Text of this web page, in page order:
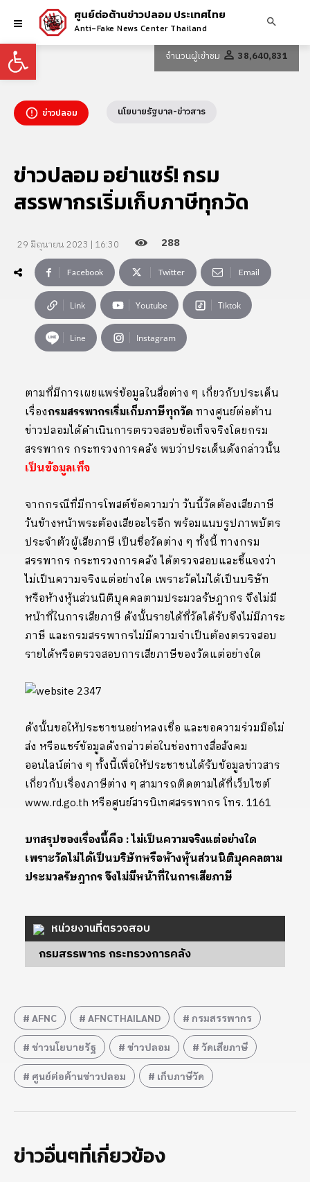
Open toolbar
ศูนย์ต่อต้านข่าวปลอม ประเทศไทย
Anti-Fake News Center Thailand
จำนวนผู้เข้าชม 38,640,831
ข่าวปลอม นโยบายรัฐบาล-ข่าวสาร
ข่าวปลอม อย่าแชร์! กรม
สรรพากรเริ่มเก็บภาษีทุกวัด
29 มิถุนายน 2023 | 16:30 288
Facebook Twitter Email
Link Youtube Tiktok
Line Instagram
ตามที่มีการเผยแพร่ข้อมูลในสื่อต่าง ๆ เกี่ยวกับประเด็น
เรื่องกรมสรรพากรเริ่มเก็บภาษีทุกวัด ทางศูนย์ต่อต้าน
ข่าวปลอมได้ดำเนินการตรวจสอบข้อเท็จจริงโดยกรม
สรรพากร กระทรวงการคลัง พบว่าประเด็นดังกล่าวนั้น
เป็นข้อมูลเท็จ
จากกรณีที่มีการโพสต์ข้อความว่า วันนี้วัดต้องเสียภาษี
วันข้างหน้าพระต้องเสียอะไรอีก พร้อมแนบรูปภาพบัตร
ประจำตัวผู้เสียภาษี เป็นชื่อวัดต่าง ๆ ทั้งนี้ ทางกรม
สรรพากร กระทรวงการคลัง ได้ตรวจสอบและชี้แจงว่า
ไม่เป็นความจริงแต่อย่างใด เพราะวัดไม่ได้เป็นบริษัท
หรือห้างหุ้นส่วนนิติบุคคลตามประมวลรัษฎากร จึงไม่มี
หน้าที่ในการเสียภาษี ดังนั้นรายได้ที่วัดได้รับจึงไม่มีภาระ
ภาษี และกรมสรรพากรไม่มีความจำเป็นต้องตรวจสอบ
รายได้หรือตรวจสอบการเสียภาษีของวัดแต่อย่างใด
ดังนั้นขอให้ประชาชนอย่าหลงเชื่อ และขอความร่วมมือไม่
ส่ง หรือแชร์ข้อมูลดังกล่าวต่อในช่องทางสื่อสังคม
ออนไลน์ต่าง ๆ ทั้งนี้เพื่อให้ประชาชนได้รับข้อมูลข่าวสาร
เกี่ยวกับเรื่องภาษีต่าง ๆ สามารถติดตามได้ที่เว็บไซต์
www.rd.go.th หรือศูนย์สารนิเทศสรรพากร โทร. 1161
บทสรุปของเรื่องนี้คือ : ไม่เป็นความจริงแต่อย่างใด
เพราะวัดไม่ได้เป็นบริษัทหรือห้างหุ้นส่วนนิติบุคคลตาม
ประมวลรัษฎากร จึงไม่มีหน้าที่ในการเสียภาษี
หน่วยงานที่ตรวจสอบ
กรมสรรพากร กระทรวงการคลัง
AFNC AFNCTHAILAND กรมสรรพากร
ข่าวนโยบายรัฐ ข่าวปลอม วัดเสียภาษี
ศูนย์ต่อต้านข่าวปลอม เก็บภาษีวัด
ข่าวอื่นๆที่เกี่ยวข้อง